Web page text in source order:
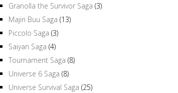
Granolla the Survivor Saga (3)
Majin Buu Saga (13)
Piccolo Saga (3)
Saiyan Saga (4)
Tournament Saga (8)
Universe 6 Saga (8)
Universe Survival Saga (25)